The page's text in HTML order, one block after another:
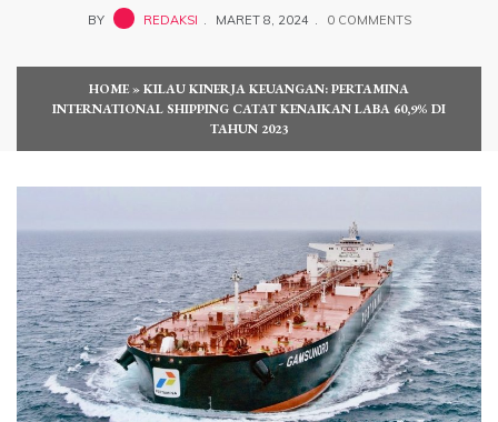
BY REDAKSI MARET 8, 2024 0 COMMENTS
HOME»KILAU KINERJA KEUANGAN: PERTAMINA
INTERNATIONAL SHIPPING CATAT KENAIKAN LABA 60,9% DI
TAHUN 2023